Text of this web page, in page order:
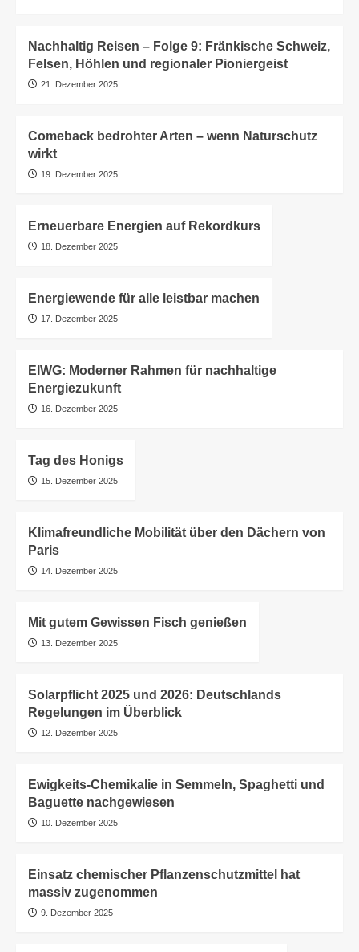
Nachhaltig Reisen – Folge 9: Fränkische Schweiz,
Felsen, Höhlen und regionaler Pioniergeist
21. Dezember 2025
Comeback bedrohter Arten – wenn Naturschutz
wirkt
19. Dezember 2025
Erneuerbare Energien auf Rekordkurs
18. Dezember 2025
Energiewende für alle leistbar machen
17. Dezember 2025
EIWG: Moderner Rahmen für nachhaltige
Energiezukunft
16. Dezember 2025
Tag des Honigs
15. Dezember 2025
Klimafreundliche Mobilität über den Dächern von
Paris
14. Dezember 2025
Mit gutem Gewissen Fisch genießen
13. Dezember 2025
Solarpflicht 2025 und 2026: Deutschlands
Regelungen im Überblick
12. Dezember 2025
Ewigkeits-Chemikalie in Semmeln, Spaghetti und
Baguette nachgewiesen
10. Dezember 2025
Einsatz chemischer Pflanzenschutzmittel hat
massiv zugenommen
9. Dezember 2025